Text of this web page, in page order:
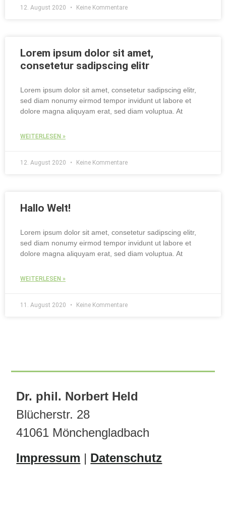
12. August 2020 Keine Kommentare
Lorem ipsum dolor sit amet,
consetetur sadipscing elitr
Lorem ipsum dolor sit amet, consetetur sadipscing elitr,
sed diam nonumy eirmod tempor invidunt ut labore et
dolore magna aliquyam erat, sed diam voluptua. At
WEITERLESEN »
12. August 2020 Keine Kommentare
Hallo Welt!
Lorem ipsum dolor sit amet, consetetur sadipscing elitr,
sed diam nonumy eirmod tempor invidunt ut labore et
dolore magna aliquyam erat, sed diam voluptua. At
WEITERLESEN »
11. August 2020 Keine Kommentare
Dr. phil. Norbert Held
Blücherstr. 28
41061 Mönchengladbach
Impressum | Datenschutz